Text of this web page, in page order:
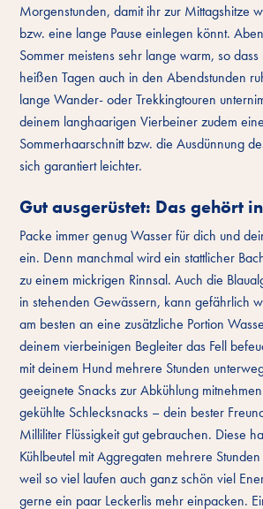
Morgenstunden, damit ihr zur Mittagshitze
bzw. eine lange Pause einlegen könnt.
Sommer meistens sehr lange warm, so
heißen Tagen auch in den Abendstunden
lange Wander- oder Trekkingtouren
deinem langhaarigen Vierbeiner zudem
Sommerhaarschnitt bzw. die Ausdünnung
sich garantiert leichter.
Gut ausgerüstet: Das gehört
Packe immer genug Wasser für dich und
ein. Denn manchmal wird ein stattlicher
zu einem mickrigen Rinnsal. Auch die
in stehenden Gewässern, kann gefährlich
am besten an eine zusätzliche Portion
deinem vierbeinigen Begleiter das Fell
mit deinem Hund mehrere Stunden
geeignete Snacks zur Abkühlung
gekühlte Schlecksnacks – dein bester
Milliliter Flüssigkeit gut gebrauchen. Diese
Kühlbeutel mit Aggregaten mehrere
weil so viel laufen auch ganz schön viel
gerne ein paar Leckerlis mehr einpacken.